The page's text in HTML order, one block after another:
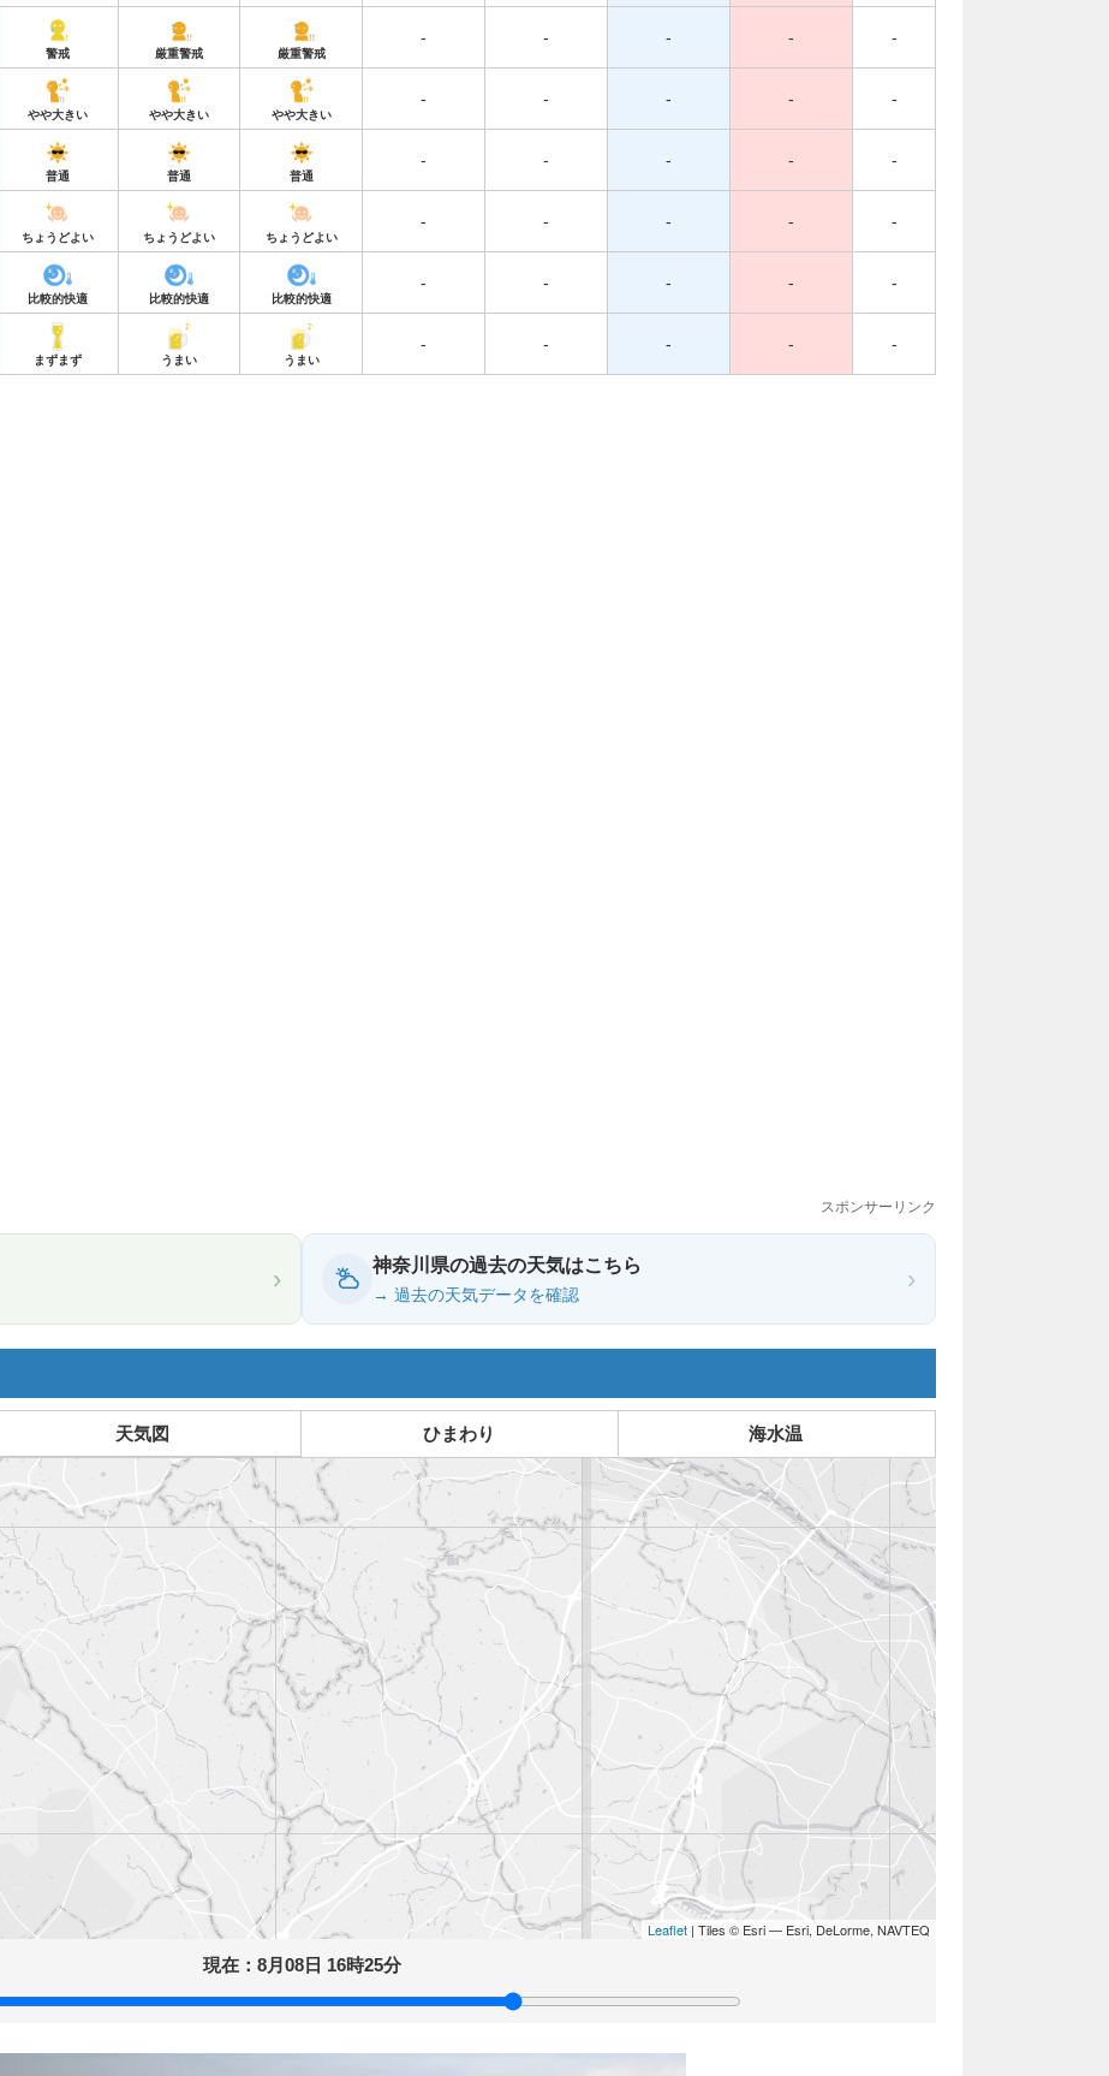
警戒 厳重警戒 厳重警戒
- - - - -
やや大きい やや大きい やや大きい
- - - - -
普通 普通 普通
- - - - -
ちょうどよい ちょうどよい ちょうどよい
- - - - -
比較的快適 比較的快適 比較的快適
- - - - -
まずまず うまい うまい
- - - - -
スポンサーリンク
› 神奈川県の過去の天気はこちら
→ 過去の天気データを確認
›
天気図 ひまわり 海水温
Leaflet | Tiles © Esri — Esri, DeLorme, NAVTEQ
現在： 8月08日 16時25分